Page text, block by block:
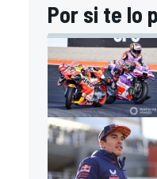
MÁS CATEGORÍAS
Por si te lo